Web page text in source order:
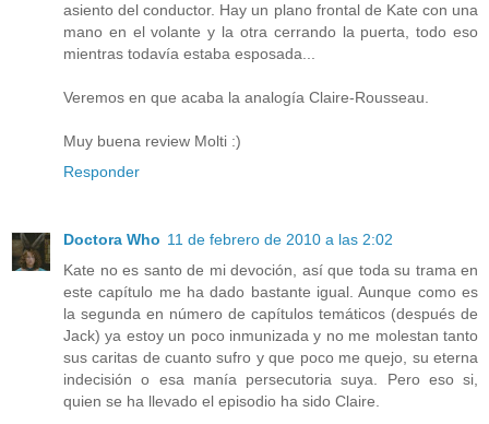
asiento del conductor. Hay un plano frontal de Kate con una
mano en el volante y la otra cerrando la puerta, todo eso
mientras todavía estaba esposada...
Veremos en que acaba la analogía Claire-Rousseau.
Muy buena review Molti :)
Responder
Doctora Who 11 de febrero de 2010 a las 2:02
Kate no es santo de mi devoción, así que toda su trama en
este capítulo me ha dado bastante igual. Aunque como es
la segunda en número de capítulos temáticos (después de
Jack) ya estoy un poco inmunizada y no me molestan tanto
sus caritas de cuanto sufro y que poco me quejo, su eterna
indecisión o esa manía persecutoria suya. Pero eso si,
quien se ha llevado el episodio ha sido Claire.